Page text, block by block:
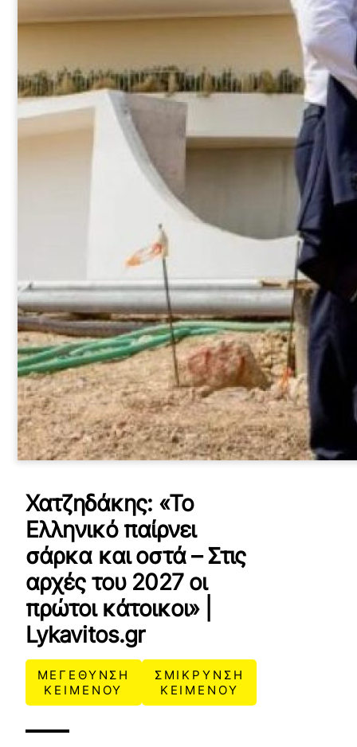
Χατζηδάκης: «Το
Ελληνικό παίρνει
σάρκα και οστά – Στις
αρχές του 2027 οι
πρώτοι κάτοικοι» |
Lykavitos.gr
ΜΕΓΕΘΥΝΣΗ
ΚΕΙΜΕΝΟΥ
ΣΜΙΚΡΥΝΣΗ
ΚΕΙΜΕΝΟΥ